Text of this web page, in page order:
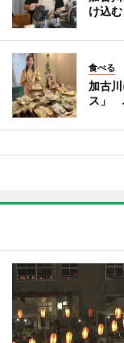
け込
食べる
加古
ス」